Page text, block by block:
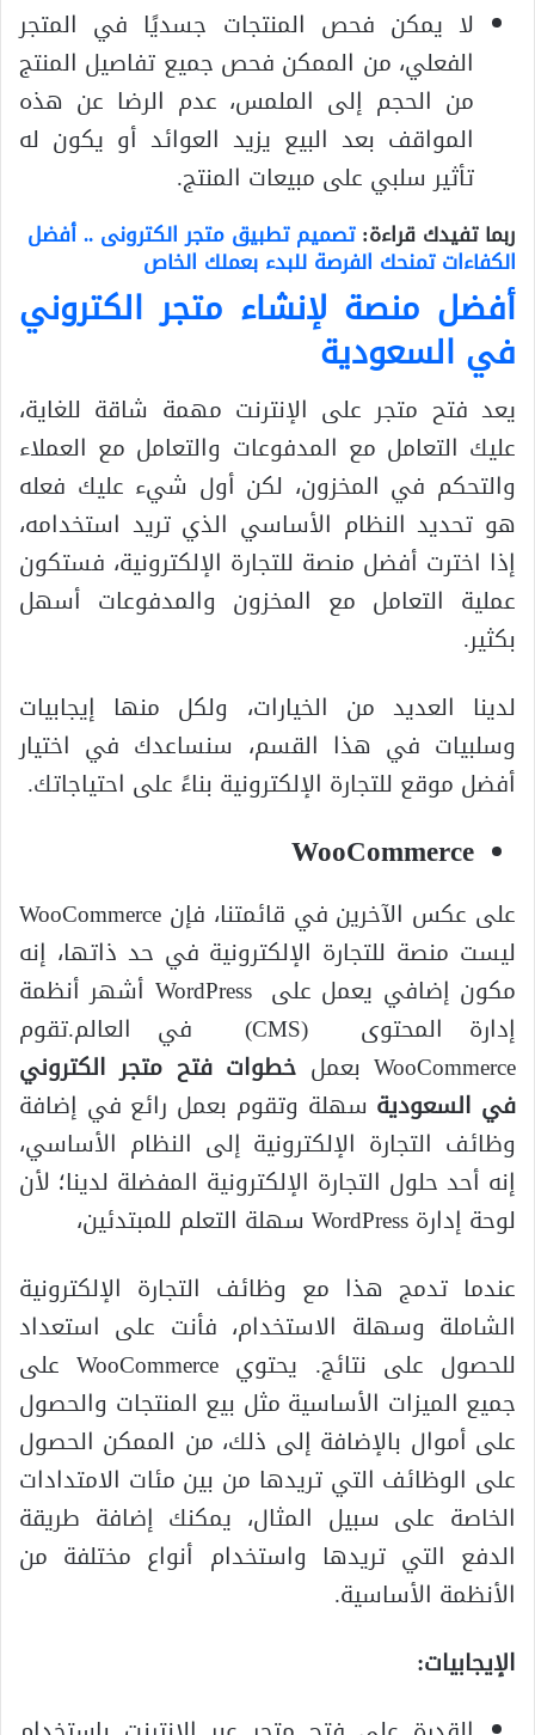
لا يمكن فحص المنتجات جسديًا في المتجر
الفعلي، من الممكن فحص جميع تفاصيل المنتج
من الحجم إلى الملمس، عدم الرضا عن هذه
المواقف بعد البيع يزيد العوائد أو يكون له
تأثير سلبي على مبيعات المنتج.
ربما تفيدك قراءة:تصميم تطبيق متجر الكترونى .. أفضل
الكفاءات تمنحك الفرصة للبدء بعملك الخاص
أفضل منصة لإنشاء متجر الكتروني
في السعودية
يعد فتح متجر على الإنترنت مهمة شاقة للغاية،
عليك التعامل مع المدفوعات والتعامل مع العملاء
والتحكم في المخزون، لكن أول شيء عليك فعله
هو تحديد النظام الأساسي الذي تريد استخدامه،
إذا اخترت أفضل منصة للتجارة الإلكترونية، فستكون
عملية التعامل مع المخزون والمدفوعات أسهل
بكثير.
لدينا العديد من الخيارات، ولكل منها إيجابيات
وسلبيات في هذا القسم، سنساعدك في اختيار
أفضل موقع للتجارة الإلكترونية بناءً على احتياجاتك.
WooCommerce
على عكس الآخرين في قائمتنا، فإن WooCommerce
ليست منصة للتجارة الإلكترونية في حد ذاتها، إنه
مكون إضافي يعمل على WordPress أشهر أنظمة
إدارة المحتوى (CMS) في العالم.تقوم
WooCommerce بعمل
خطوات فتح متجر الكتروني
في السعودية سهلة وتقوم بعمل رائع في إضافة
وظائف التجارة الإلكترونية إلى النظام الأساسي،
إنه أحد حلول التجارة الإلكترونية المفضلة لدينا؛ لأن
لوحة إدارة WordPress سهلة التعلم للمبتدئين،
عندما تدمج هذا مع وظائف التجارة الإلكترونية
الشاملة وسهلة الاستخدام، فأنت على استعداد
للحصول على نتائج. يحتوي WooCommerce على
جميع الميزات الأساسية مثل بيع المنتجات والحصول
على أموال بالإضافة إلى ذلك، من الممكن الحصول
على الوظائف التي تريدها من بين مئات الامتدادات
الخاصة على سبيل المثال، يمكنك إضافة طريقة
الدفع التي تريدها واستخدام أنواع مختلفة من
الأنظمة الأساسية.
الإيجابيات: